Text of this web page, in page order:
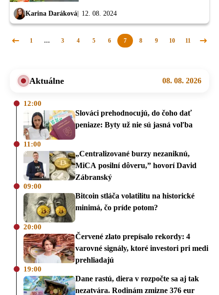
Karina Daráková 12. 08. 2024
Predchádzajúca
1 … 3 4 5 6 7 8 9 10 11
Aktuálne 08. 08. 2026
12:00
Slováci prehodnocujú, do čoho dať
peniaze: Byty už nie sú jasná voľba
11:00
„Centralizované burzy nezaniknú,
MiCA posilní dôveru,” hovorí David
Zábranský
09:00
Bitcoin stláča volatilitu na historické
minimá, čo príde potom?
20:00
Červené zlato prepísalo rekordy: 4
varovné signály, ktoré investori pri medi
prehliadajú
19:00
Dane rastú, diera v rozpočte sa aj tak
nezatvára. Rodinám zmizne 376 eur